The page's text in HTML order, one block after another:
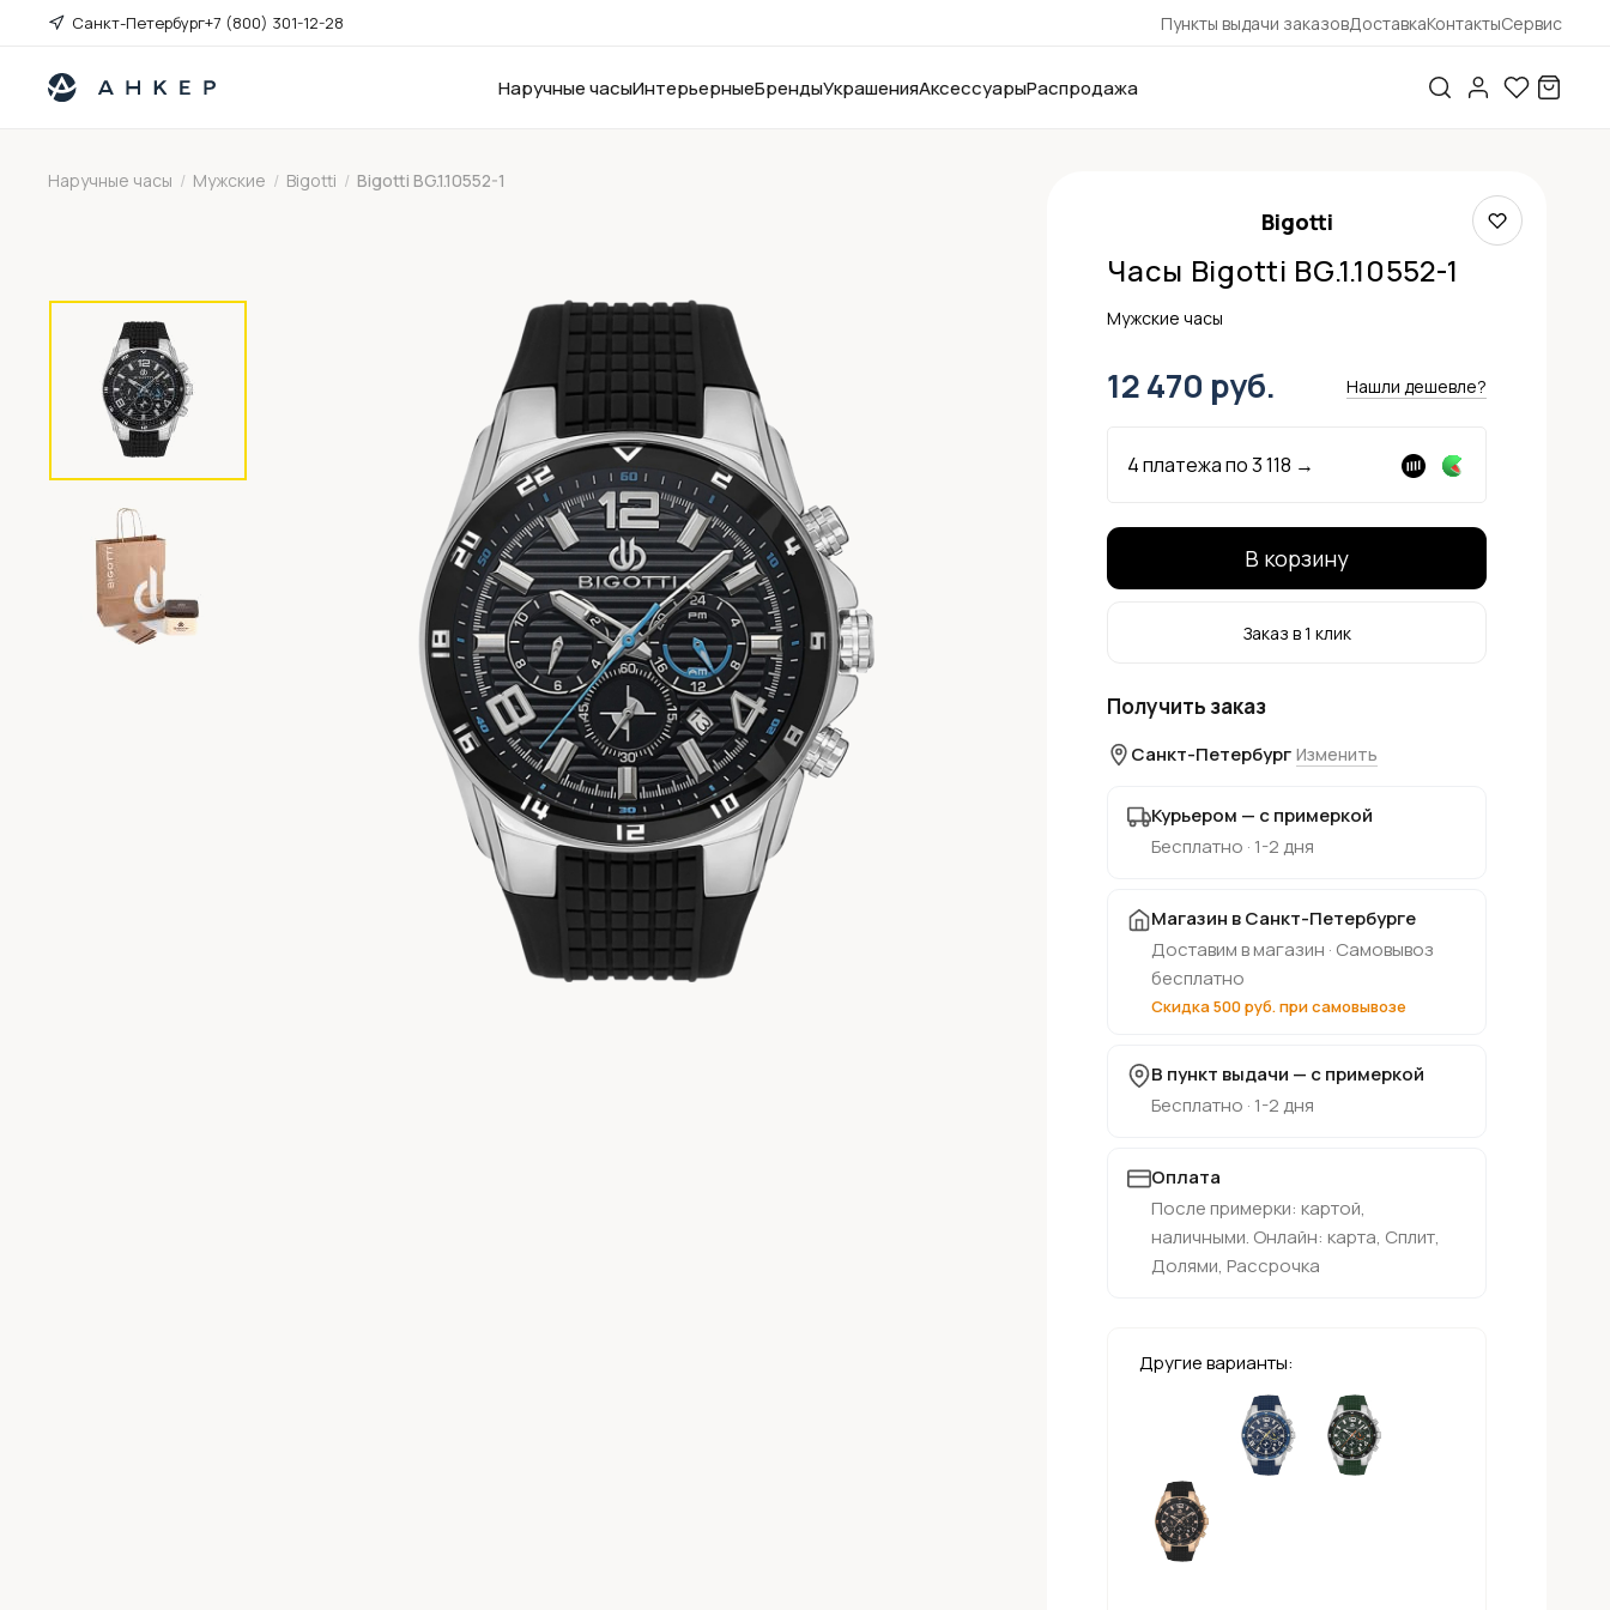
Санкт-Петербург+7 (800) 301-12-28 Пункты выдачи заказовДоставкаКонтактыСервис
Наручные часыИнтерьерныеБрендыУкрашенияАксессуарыРаспродажа
Наручные часы / Мужские / Bigotti / Bigotti BG.1.10552-1
Bigotti
Часы Bigotti BG.1.10552-1
Мужские часы
12 470 руб. Нашли дешевле?
4 платежа по3 118 →
В корзину
Заказ в 1 клик
Получить заказ
Санкт-Петербург Изменить
Курьером — с примеркой
Бесплатно · 1-2 дня
Магазин в Санкт-Петербурге
Доставим в магазин · Самовывоз
бесплатно
Скидка 500 руб. при самовывозе
В пункт выдачи — с примеркой
Бесплатно · 1-2 дня
Оплата
После примерки: картой,
наличными. Онлайн: карта, Сплит,
Долями, Рассрочка
Другие варианты: